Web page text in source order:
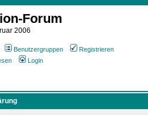
Forum
2006
Benutzergruppen
Registrieren
Login